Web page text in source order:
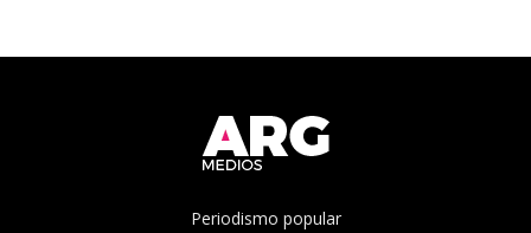
Periodismo popular